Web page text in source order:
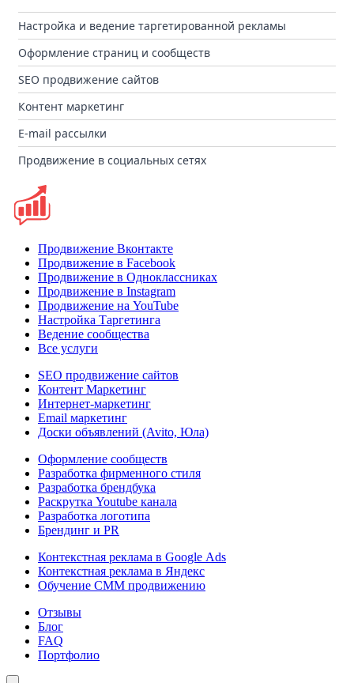
Настройка и ведение таргетированной рекламы
Оформление страниц и сообществ
SEO продвижение сайтов
Контент маркетинг
E-mail рассылки
Продвижение в социальных сетях
Продвижение Вконтакте
Продвижение в Facebook
Продвижение в Одноклассниках
Продвижение в Instagram
Продвижение на YouTube
Настройка Таргетинга
Ведение сообщества
Все услуги
SEO продвижение сайтов
Контент Маркетинг
Интернет-маркетинг
Email маркетинг
Доски объявлений (Avito, Юла)
Оформление сообществ
Разработка фирменного стиля
Разработка брендбука
Раскрутка Youtube канала
Разработка логотипа
Брендинг и PR
Контекстная реклама в Google Ads
Контекстная реклама в Яндекс
Обучение СММ продвижению
Отзывы
Блог
FAQ
Портфолио